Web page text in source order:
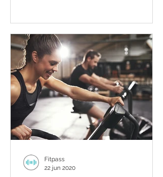
Fitpass
22 jun 2020